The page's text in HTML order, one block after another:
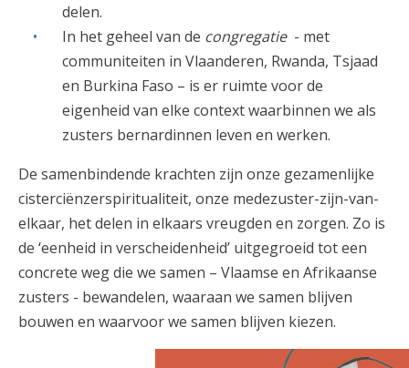
delen.
In het geheel van de congregatie- met
communiteiten in Vlaanderen, Rwanda, Tsjaad
en Burkina Faso – is er ruimte voor de
eigenheid van elke context waarbinnen we als
zusters bernardinnen leven en werken.
De samenbindende krachten zijn onze gezamenlijke
cisterciënzerspiritualiteit, onze medezuster-zijn-van-
elkaar, het delen in elkaars vreugden en zorgen. Zo is
de ‘eenheid in verscheidenheid’ uitgegroeid tot een
concrete weg die we samen – Vlaamse en Afrikaanse
zusters - bewandelen, waaraan we samen blijven
bouwen en waarvoor we samen blijven kiezen.
Quote Bernardus kleur.jpg